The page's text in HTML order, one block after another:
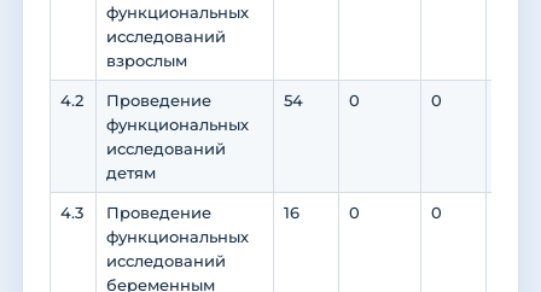
функциональных
исследований
взрослым
4.2
Проведение
функциональных
исследований
детям
54 0 0
4.3
Проведение
функциональных
исследований
беременным
16 0 0